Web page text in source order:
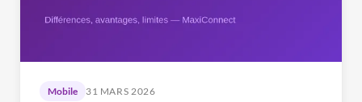
Mobile 31 MARS 2026